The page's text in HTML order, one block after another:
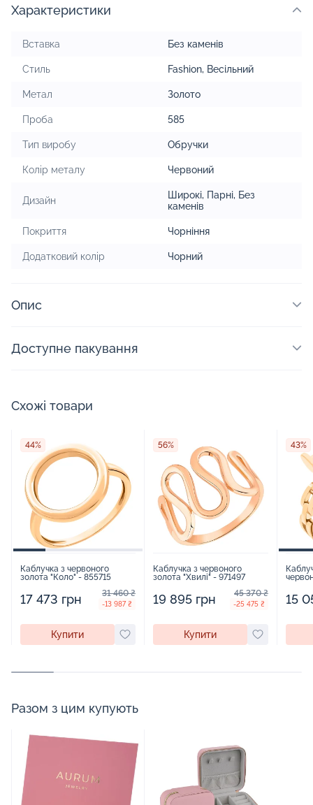
Характеристики
Вставка Без каменів
Стиль Fashion, Весільний
Метал Золото
Проба 585
Тип виробу Обручки
Колір металу Червоний
Дизайн Широкі, Парні, Без
каменів
Покриття Чорніння
Додатковий колір Чорний
Опис
Доступне пакування
Схожі товари
44%
Каблучка з червоного
золота "Коло" - 855715
17 473 грн 31 460 ₴
-13 987 ₴
Купити
56%
Каблучка з червоного
золота "Хвилі" - 971497
19 895 грн 45 370 ₴
-25 475 ₴
Купити
43%
15
Разом з цим купують